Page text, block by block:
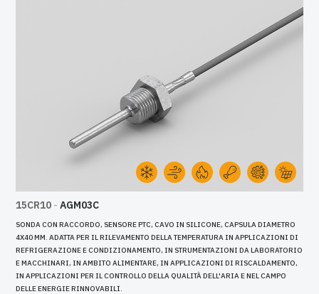
15CR10 - AGM03C
SONDA CON RACCORDO, SENSORE PTC, CAVO IN SILICONE, CAPSULA DIAMETRO
4X40 MM. ADATTA PER IL RILEVAMENTO DELLA TEMPERATURA IN APPLICAZIONI DI
REFRIGERAZIONE E CONDIZIONAMENTO, IN STRUMENTAZIONI DA LABORATORIO
E MACCHINARI, IN AMBITO ALIMENTARE, IN APPLICAZIONI DI RISCALDAMENTO,
IN APPLICAZIONI PER IL CONTROLLO DELLA QUALITÀ DELL'ARIA E NEL CAMPO
DELLE ENERGIE RINNOVABILI.